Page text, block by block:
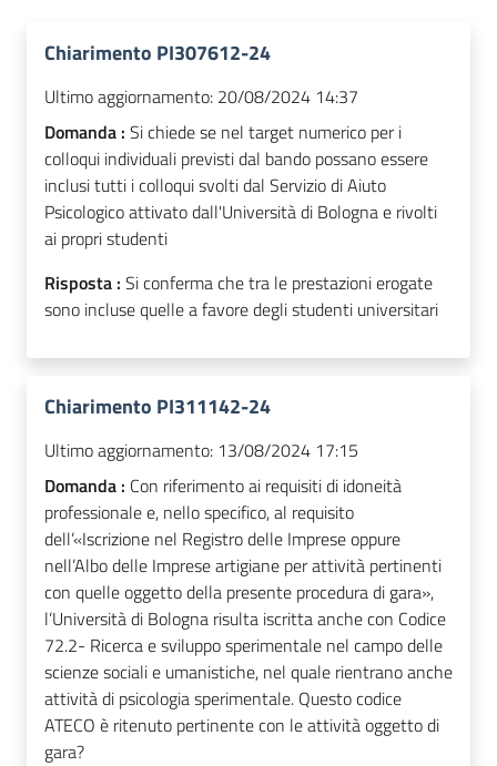
Chiarimento PI307612-24
Ultimo aggiornamento: 20/08/2024 14:37
Domanda : Si chiede se nel target numerico per i
colloqui individuali previsti dal bando possano essere
inclusi tutti i colloqui svolti dal Servizio di Aiuto
Psicologico attivato dall'Università di Bologna e rivolti
ai propri studenti
Risposta : Si conferma che tra le prestazioni erogate
sono incluse quelle a favore degli studenti universitari
Chiarimento PI311142-24
Ultimo aggiornamento: 13/08/2024 17:15
Domanda : Con riferimento ai requisiti di idoneità
professionale e, nello specifico, al requisito
dell’«Iscrizione nel Registro delle Imprese oppure
nell’Albo delle Imprese artigiane per attività pertinenti
con quelle oggetto della presente procedura di gara»,
l’Università di Bologna risulta iscritta anche con Codice
72.2- Ricerca e sviluppo sperimentale nel campo delle
scienze sociali e umanistiche, nel quale rientrano anche
attività di psicologia sperimentale. Questo codice
ATECO è ritenuto pertinente con le attività oggetto di
gara?